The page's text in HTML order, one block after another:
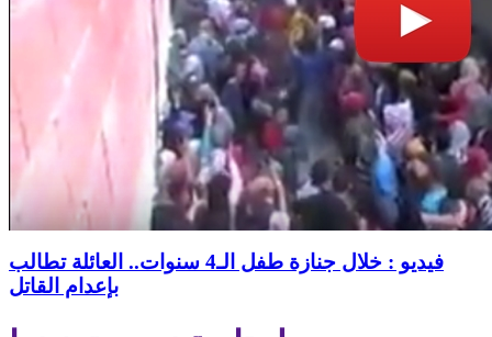
فيديو : خلال جنازة طفل الـ4 سنوات.. العائلة تطالب
بإعدام القاتل